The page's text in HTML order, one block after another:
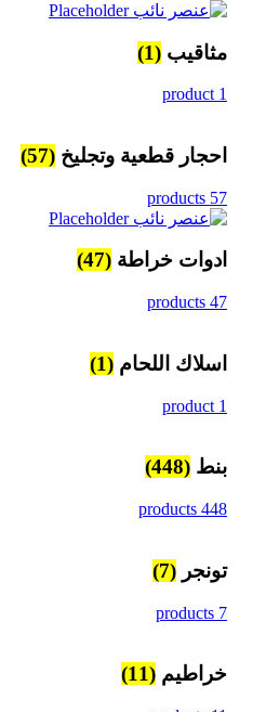
مثاقيب (1)
1 product
احجار قطعية وتجليخ (57)
57 products
ادوات خراطة (47)
47 products
اسلاك اللحام (1)
1 product
بنط (448)
448 products
تونجر (7)
7 products
خراطيم (11)